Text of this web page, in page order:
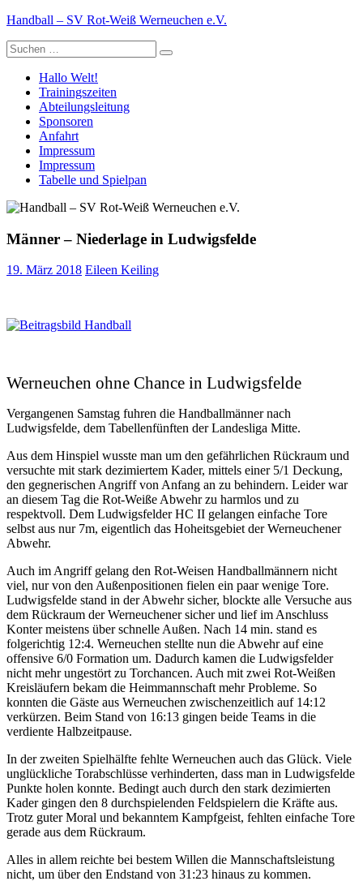
Zum
springen
Handball – SV Rot-Weiß Werneuchen e.V.
Suche
nach:
Hallo Welt!
Trainingszeiten
Abteilungsleitung
Sponsoren
Anfahrt
Impressum
Impressum
Tabelle und Spielpan
Männer – Niederlage in Ludwigsfelde
19. März 2018 Eileen Keiling
Werneuchen ohne Chance in Ludwigsfelde
Vergangenen Samstag fuhren die Handballmänner nach
Ludwigsfelde, dem Tabellenfünften der Landesliga Mitte.
Aus dem Hinspiel wusste man um den gefährlichen Rückraum und
versuchte mit stark dezimiertem Kader, mittels einer 5/1 Deckung,
den gegnerischen Angriff von Anfang an zu behindern. Leider war
an diesem Tag die Rot-Weiße Abwehr zu harmlos und zu
respektvoll. Dem Ludwigsfelder HC II gelangen einfache Tore
selbst aus nur 7m, eigentlich das Hoheitsgebiet der Werneuchener
Abwehr.
Auch im Angriff gelang den Rot-Weisen Handballmännern nicht
viel, nur von den Außenpositionen fielen ein paar wenige Tore.
Ludwigsfelde stand in der Abwehr sicher, blockte alle Versuche aus
dem Rückraum der Werneuchener sicher und lief im Anschluss
Konter meistens über schnelle Außen. Nach 14 min. stand es
folgerichtig 12:4. Werneuchen stellte nun die Abwehr auf eine
offensive 6/0 Formation um. Dadurch kamen die Ludwigsfelder
nicht mehr ungestört zu Torchancen. Auch mit zwei Rot-Weißen
Kreisläufern bekam die Heimmannschaft mehr Probleme. So
konnten die Gäste aus Werneuchen zwischenzeitlich auf 14:12
verkürzen. Beim Stand von 16:13 gingen beide Teams in die
verdiente Halbzeitpause.
In der zweiten Spielhälfte fehlte Werneuchen auch das Glück. Viele
unglückliche Torabschlüsse verhinderten, dass man in Ludwigsfelde
Punkte holen konnte. Bedingt auch durch den stark dezimierten
Kader gingen den 8 durchspielenden Feldspielern die Kräfte aus.
Trotz guter Moral und bekanntem Kampfgeist, fehlten einfache Tore
gerade aus dem Rückraum.
Alles in allem reichte bei bestem Willen die Mannschaftsleistung
nicht, um über den Endstand von 31:23 hinaus zu kommen.